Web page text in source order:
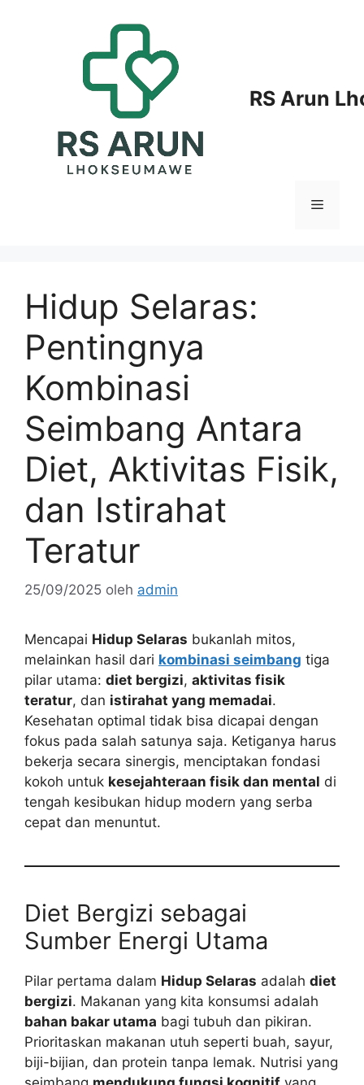
RS Arun
Menu
Hidup Selaras:
Pentingnya
Kombinasi
Seimbang Antara
Diet, Aktivitas Fisik,
dan Istirahat
Teratur
25/09/2025 oleh admin
Mencapai Hidup Selaras bukanlah mitos,
melainkan hasil dari kombinasi seimbang tiga
pilar utama: diet bergizi, aktivitas fisik
teratur, dan istirahat yang memadai.
Kesehatan optimal tidak bisa dicapai dengan
fokus pada salah satunya saja. Ketiganya harus
bekerja secara sinergis, menciptakan fondasi
kokoh untuk kesejahteraan fisik dan mental di
tengah kesibukan hidup modern yang serba
cepat dan menuntut.
Diet Bergizi sebagai
Sumber Energi Utama
Pilar pertama dalam Hidup Selaras adalah diet
bergizi. Makanan yang kita konsumsi adalah
bahan bakar utama bagi tubuh dan pikiran.
Prioritaskan makanan utuh seperti buah, sayur,
biji-bijian, dan protein tanpa lemak. Nutrisi yang